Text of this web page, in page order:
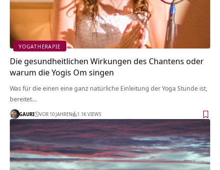
YOGATHERAPIE
Die gesundheitlichen Wirkungen des Chantens oder
warum die Yogis Om singen
Was für die einen eine ganz natürliche Einleitung der Yoga Stunde ist,
bereitet…
GAURI VOR 10 JAHREN 1.1K VIEWS